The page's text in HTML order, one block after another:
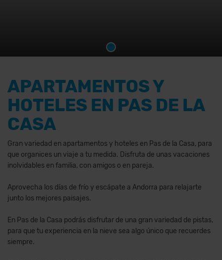
APARTAMENTOS Y
HOTELES EN PAS DE LA
CASA
Gran variedad en apartamentos y hoteles en Pas de la Casa, para
que organices un viaje a tu medida. Disfruta de unas vacaciones
inolvidables en familia, con amigos o en pareja.
Aprovecha los días de frío y escápate a Andorra para relajarte
junto los mejores paisajes.
En Pas de la Casa podrás disfrutar de una gran variedad de pistas,
para que tu experiencia en la nieve sea algo único que recuerdes
siempre.